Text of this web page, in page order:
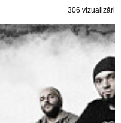
306 vizualizări